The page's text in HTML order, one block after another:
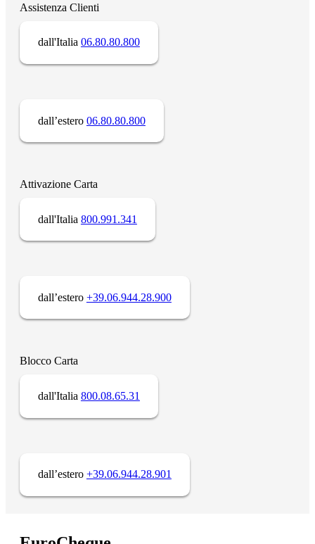
Assistenza Clienti
dall'Italia 06.80.80.800
dall’estero 06.80.80.800
Attivazione Carta
dall'Italia 800.991.341
dall’estero +39.06.944.28.900
Blocco Carta
dall'Italia 800.08.65.31
dall’estero +39.06.944.28.901